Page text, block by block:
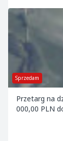
Sprzedam
Przetarg na
000,00 PLN